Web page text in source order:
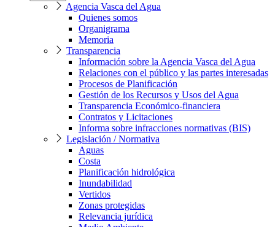
Agencia Vasca del Agua
Quienes somos
Organigrama
Memoria
Transparencia
Información sobre la Agencia Vasca del Agua
Relaciones con el público y las partes interesadas
Procesos de Planificación
Gestión de los Recursos y Usos del Agua
Transparencia Económico-financiera
Contratos y Licitaciones
Informa sobre infracciones normativas (BIS)
Legislación / Normativa
Aguas
Costa
Planificación hidrológica
Inundabilidad
Vertidos
Zonas protegidas
Relevancia jurídica